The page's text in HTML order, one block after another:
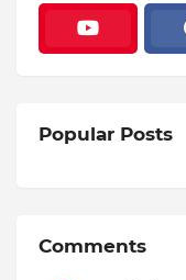
Popular Posts
Comments